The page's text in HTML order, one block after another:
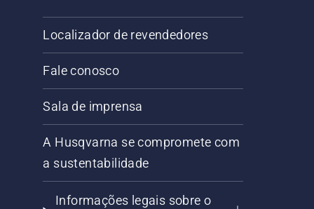
Localizador de revendedores
Fale conosco
Sala de imprensa
A Husqvarna se compromete com
a sustentabilidade
Informações legais sobre o